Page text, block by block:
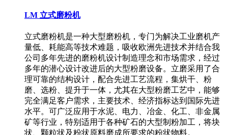
LM 立式磨粉机
立式磨粉机是一种大型磨粉机，专门为解决工业磨机产
量低、耗能高等技术难题，吸收欧洲先进技术并结合我
公司多年先进的磨粉机设计制造理念和市场需求，经过
多年的潜心设计改进后的大型粉磨设备。立磨采用了合
理可靠的结构设计，配合先进工艺流程，集烘干、粉
磨、选粉、提升于一体，尤其在大型粉磨工艺中，能够
完全满足客户需求，主要技术、经济指标达到国际先进
水平。可广泛应用于水泥、电力、冶金、化工、非金属
矿等行业，特别适用于各种矿石的大型制粉加工，将块
状、颗粒状及粉状原料磨成所要求的粉状物料。